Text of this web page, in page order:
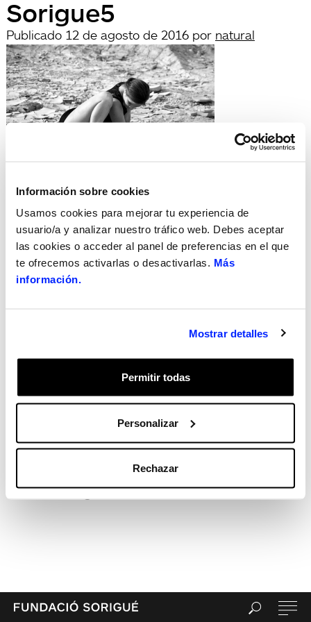
Información sobre cookies
Usamos cookies para mejorar tu experiencia de
usuario/a y analizar nuestro tráfico web. Debes aceptar
las cookies o acceder al panel de preferencias en el que
te ofrecemos activarlas o desactivarlas. Más
información.
Mostrar detalles
Permitir todas
Personalizar
Rechazar
Sorigue5
Publicado 12 de agosto de 2016por natural
Deja una respuesta
Lo siento, debes estarconectadopara publicar un
comentario.
Búsqueda
Buscar
por:
Search
Archives
Sin categorizar
Feed de entradas
WordPress.org